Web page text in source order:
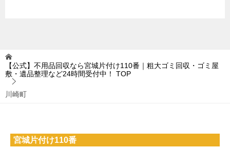
【公式】不用品回収なら宮城片付け110番｜粗大ゴミ回収・ゴミ屋
敷・遺品整理など24時間受付中！
TOP
川崎町
宮城片付け110番